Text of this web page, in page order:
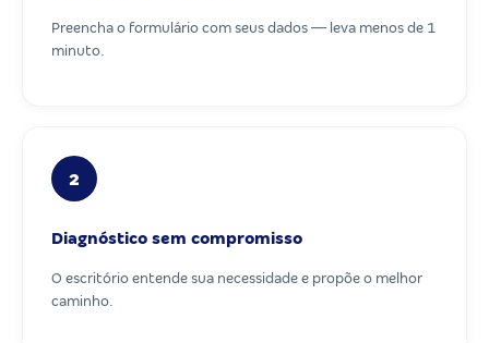
Preencha o formulário com seus dados — leva menos de 1
minuto.
2
Diagnóstico sem compromisso
O escritório entende sua necessidade e propõe o melhor
caminho.